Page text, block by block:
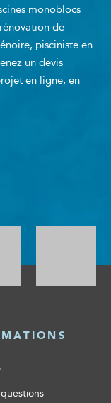
monoblocs
de
pisciniste en
un devis
en ligne, en